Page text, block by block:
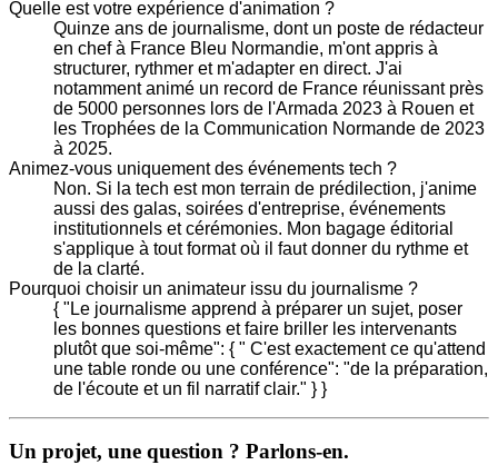
Quelle est votre expérience d'animation ?
Quinze ans de journalisme, dont un poste de rédacteur
en chef à France Bleu Normandie, m'ont appris à
structurer, rythmer et m'adapter en direct. J'ai
notamment animé un record de France réunissant près
de 5000 personnes lors de l'Armada 2023 à Rouen et
les Trophées de la Communication Normande de 2023
à 2025.
Animez-vous uniquement des événements tech ?
Non. Si la tech est mon terrain de prédilection, j'anime
aussi des galas, soirées d'entreprise, événements
institutionnels et cérémonies. Mon bagage éditorial
s'applique à tout format où il faut donner du rythme et
de la clarté.
Pourquoi choisir un animateur issu du journalisme ?
{ "Le journalisme apprend à préparer un sujet, poser
les bonnes questions et faire briller les intervenants
plutôt que soi-même": { " C'est exactement ce qu'attend
une table ronde ou une conférence": "de la préparation,
de l'écoute et un fil narratif clair." } }
Un projet, une question ? Parlons-en.